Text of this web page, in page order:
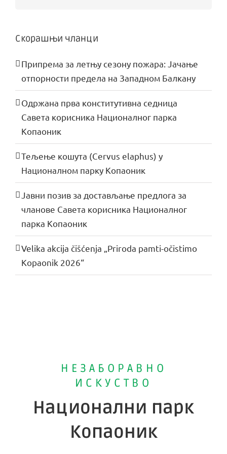
Скорашњи чланци
Припрема за летњу сезону пожара: Јачање
отпорности предела на Западном Балкану
Одржана прва конститутивна седница
Савета корисника Националног парка
Копаоник
Тељење кошута (Cervus elaphus) у
Националном парку Копаоник
Јавни позив за достављање предлога за
чланове Савета корисника Националног
парка Копаоник
Velika akcija čišćenja „Priroda pamti-očistimo
Kopaonik 2026“
НЕЗАБОРАВНО
ИСКУСТВО
Национални парк
Копаоник